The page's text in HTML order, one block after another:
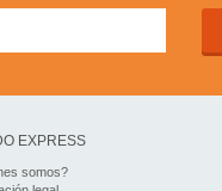
EXPRESS
somos?